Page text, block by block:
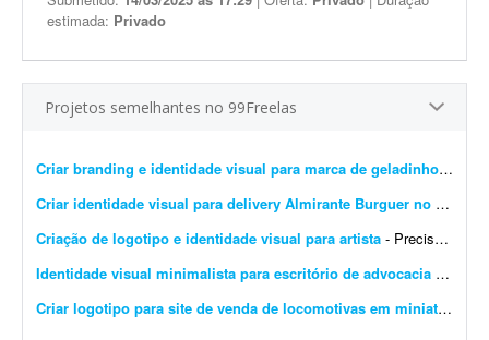
estimada: Privado
Projetos semelhantes no 99Freelas
Criar branding e identidade visual para marca de geladinhos gourmet
Criar identidade visual para delivery Almirante Burguer no litoral do RS
Criação de logotipo e identidade visual para artista - Preciso criar uma identidade visual com um logotipo para a artista Brenda Rossetti. O projeto deve ser realizado sem uso de ferramentas de IA, ou seja, totalmente livre de IA.
Identidade visual minimalista para escritório de advocacia imobiliária
Criar logotipo para site de venda de locomotivas em miniatura